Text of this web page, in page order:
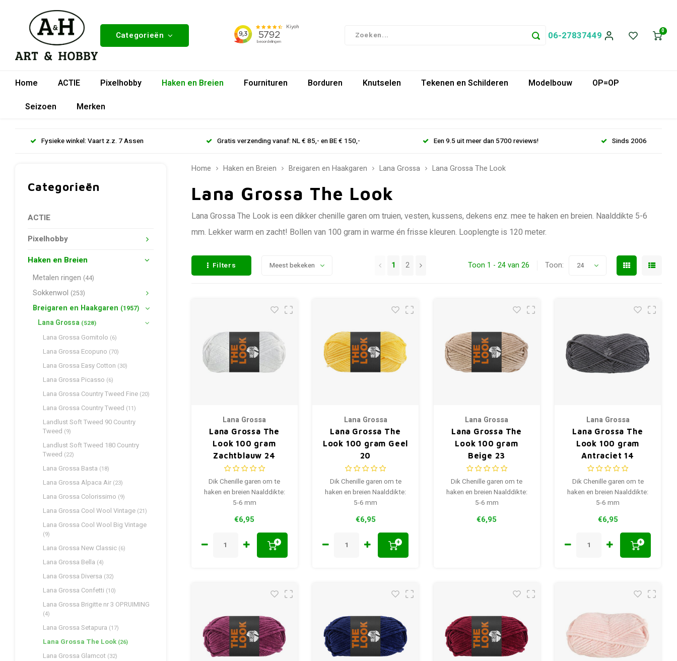
Categorieën 06-27837449 0
Home ACTIE Pixelhobby Haken en Breien Fournituren Borduren Knutselen Tekenen en Schilderen Modelbouw
OP=OP
Seizoen
Merken
Fysieke winkel: Vaart z.z. 7 Assen Gratis verzending vanaf: NL € 85,- en BE € 150,- Een 9.5 uit meer dan 5700 reviews! Sinds 2006
Categorieën
ACTIE
Pixelhobby
Haken en Breien
Metalen ringen (44)
Sokkenwol (253)
Breigaren en Haakgaren (1957)
Lana Grossa (528)
Lana Grossa Gomitolo (6)
Lana Grossa Ecopuno (70)
Lana Grossa Easy Cotton (30)
Lana Grossa Picasso (6)
Lana Grossa Country Tweed Fine (20)
Lana Grossa Country Tweed (11)
Landlust Soft Tweed 90 Country
Tweed (9)
Landlust Soft Tweed 180 Country
Tweed (22)
Lana Grossa Basta (18)
Lana Grossa Alpaca Air (23)
Lana Grossa Colorissimo (9)
Lana Grossa Cool Wool Vintage (21)
Lana Grossa Cool Wool Big Vintage
(9)
Lana Grossa New Classic (6)
Lana Grossa Bella (4)
Lana Grossa Diversa (32)
Lana Grossa Confetti (10)
Lana Grossa Brigitte nr 3 OPRUIMING
(4)
Lana Grossa Setapura (17)
Lana Grossa The Look (26)
Lana Grossa Glamcot (32)
Home Haken en Breien Breigaren en Haakgaren Lana Grossa Lana Grossa The Look
Lana Grossa The Look
Lana Grossa The Look is een dikker chenille garen om truien, vesten, kussens, dekens enz. mee te haken en breien. Naalddikte 5-6
mm. Lekker warm en zacht! Bollen van 100 gram in warme én frisse kleuren. Looplengte is 120 meter.
Filters Meest bekeken 1 2 Toon 1 - 24 van 26 Toon: 24
Lana Grossa
Lana Grossa The
Look 100 gram
Zachtblauw 24
Dik Chenille garen om te
haken en breien Naalddikte:
5-6 mm
€6,95
+
Lana Grossa
Lana Grossa The
Look 100 gram Geel
20
Dik Chenille garen om te
haken en breien Naalddikte:
5-6 mm
€6,95
+
Lana Grossa
Lana Grossa The
Look 100 gram
Beige 23
Dik Chenille garen om te
haken en breien Naalddikte:
5-6 mm
€6,95
Lana Grossa
Lana Grossa The
Look 100 gram
Antraciet 14
Dik Chenille garen om te
haken en breien Naalddikte:
5-6 mm
€6,95
+